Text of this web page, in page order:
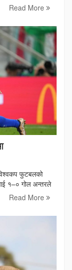
Read More
फुटबलको
१–० गोल अन्तरले
Read More